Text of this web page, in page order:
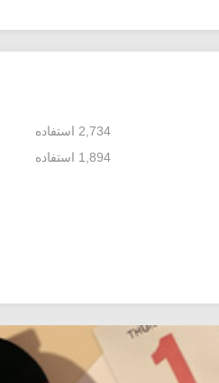
2,734 استفاده
1,894 استفاده